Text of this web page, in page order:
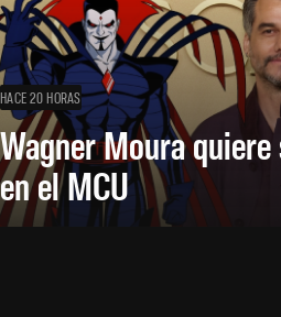
HACE 20 HORAS
Wagner Moura
en el MCU